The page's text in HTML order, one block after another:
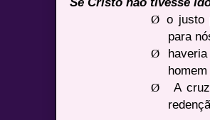
Ø o justo
para
Ø
Ø
A